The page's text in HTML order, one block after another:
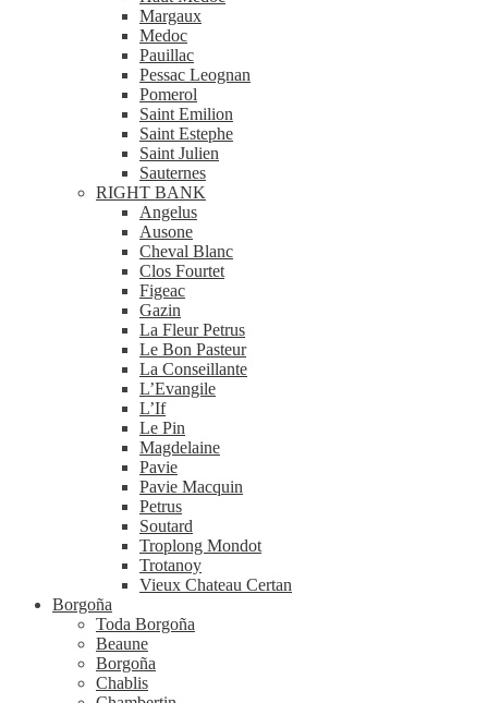
Margaux
Medoc
Pauillac
Pessac Leognan
Pomerol
Saint Emilion
Saint Estephe
Saint Julien
Sauternes
RIGHT BANK
Angelus
Ausone
Cheval Blanc
Clos Fourtet
Figeac
Gazin
La Fleur Petrus
Le Bon Pasteur
La Conseillante
L’Evangile
L’If
Le Pin
Magdelaine
Pavie
Pavie Macquin
Petrus
Soutard
Troplong Mondot
Trotanoy
Vieux Chateau Certan
Borgoña
Toda Borgoña
Beaune
Borgoña
Chablis